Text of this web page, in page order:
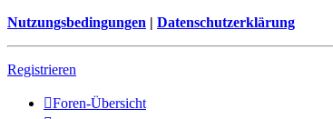
Nutzungsbedingungen | Datenschutzerklärung
Registrieren
Foren-Übersicht